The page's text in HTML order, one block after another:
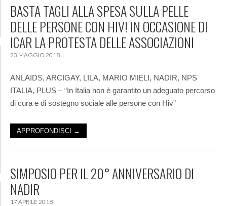
BASTA TAGLI ALLA SPESA SULLA PELLE
DELLE PERSONE CON HIV! IN OCCASIONE DI
ICAR LA PROTESTA DELLE ASSOCIAZIONI
23 MAGGIO 2018
ANLAIDS, ARCIGAY, LILA, MARIO MIELI, NADIR, NPS
ITALIA, PLUS – “In Italia non è garantito un adeguato percorso
di cura e di sostegno sociale alle persone con Hiv”
APPROFONDISCI →
SIMPOSIO PER IL 20° ANNIVERSARIO DI
NADIR
17 APRILE 2018